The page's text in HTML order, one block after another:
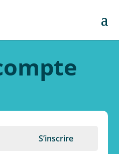
S’inscrire